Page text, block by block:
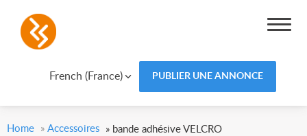
French (France) PUBLIER UNE ANNONCE
Home » Accessoires » bande adhésive VELCRO